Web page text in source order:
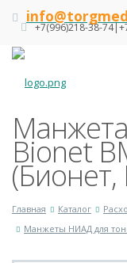
+7(996)218-38-
Bionet
Главная Каталог
Манжеты НИАД для